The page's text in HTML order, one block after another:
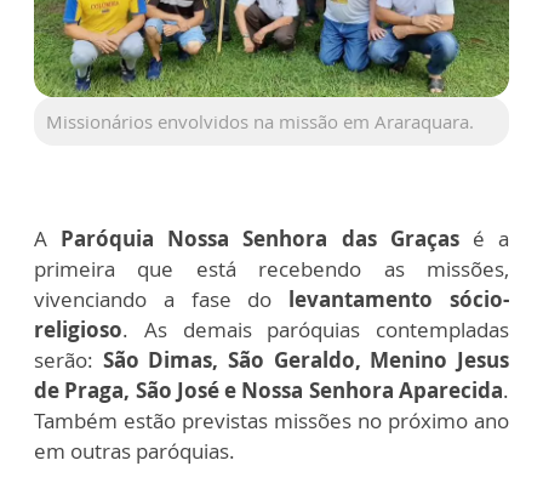
Missionários envolvidos na missão em Araraquara.
A Paróquia Nossa Senhora das Graçasé a
primeira que está recebendo as missões,
vivenciando a fase do levantamento sócio-
religioso. As demais paróquias contempladas
serão: São Dimas, São Geraldo, Menino Jesus
de Praga, São José e Nossa Senhora Aparecida.
Também estão previstas missões no próximo ano
em outras paróquias.